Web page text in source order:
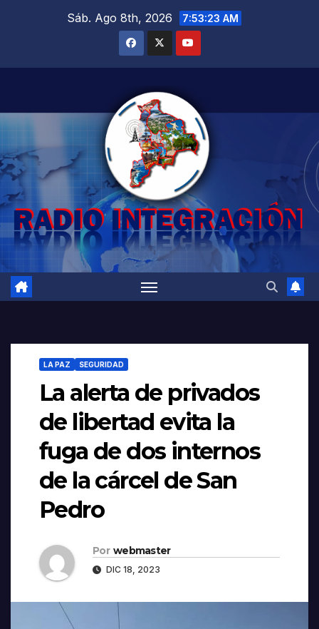
Sáb. Ago 8th, 2026 7:53:24 AM
LA PAZ SEGURIDAD
La alerta de privados
de libertad evita la
fuga de dos internos
de la cárcel de San
Pedro
Por webmaster
DIC 18, 2023